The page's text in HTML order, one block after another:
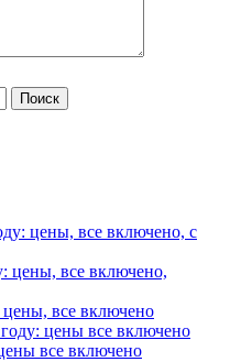
цены, все включено, с
цены, все включено,
все включено
цены все включено
все включено